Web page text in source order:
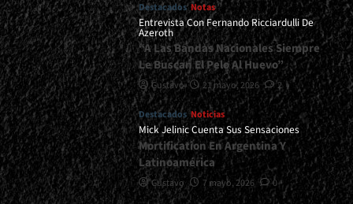
Destacados Notas
Entrevista Con Fernando Ricciardulli De
Azeroth
“A Las Bandas Nacionales Siempre
Le Buscan El Pelo Al Huevo”
Gustavo 21 mayo, 2026 2
Destacados Noticias
Mick Jelinic Cuenta Sus Sensaciones
Mortification En Argentina Y
Latinoamérica
Gustavo 7 mayo, 2026 0